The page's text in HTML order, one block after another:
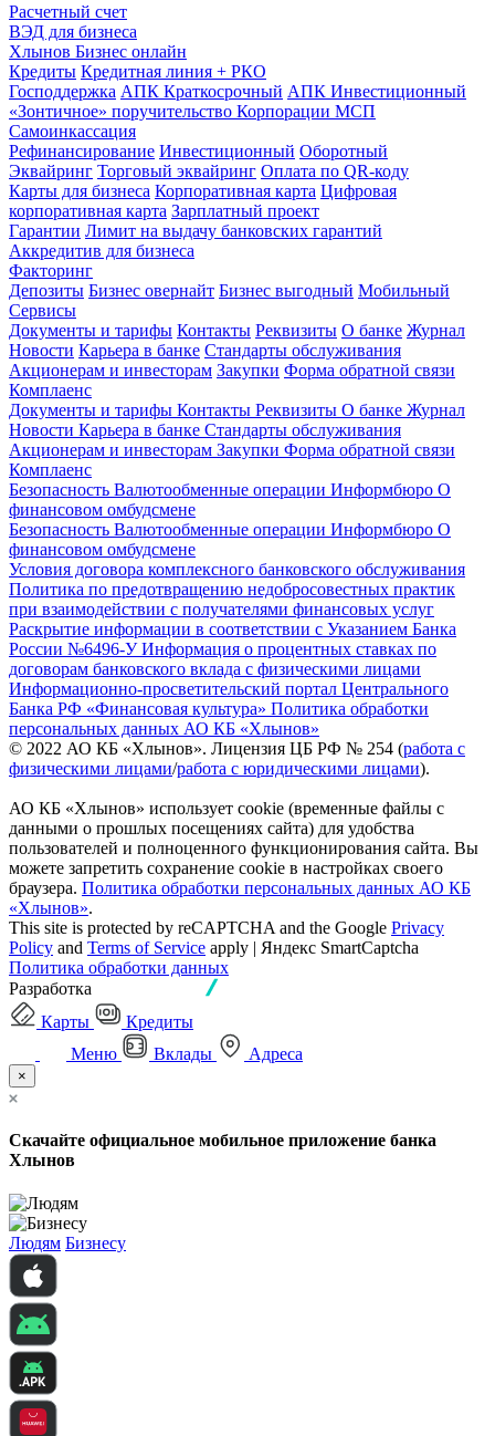
Расчетный счет
ВЭД для бизнеса
Хлынов Бизнес онлайн
Кредиты Кредитная линия + РКО
Господдержка АПК Краткосрочный АПК Инвестиционный
«Зонтичное» поручительство Корпорации МСП
Самоинкассация
Рефинансирование Инвестиционный Оборотный
Эквайринг Торговый эквайринг Оплата по QR-коду
Карты для бизнеса Корпоративная карта Цифровая
корпоративная карта Зарплатный проект
Гарантии Лимит на выдачу банковских гарантий
Аккредитив для бизнеса
Факторинг
Депозиты Бизнес овернайт Бизнес выгодный Мобильный
Сервисы
Документы и тарифы Контакты Реквизиты О банке Журнал
Новости Карьера в банке Стандарты обслуживания
Акционерам и инвесторам Закупки Форма обратной связи
Комплаенс
Документы и тарифы Контакты Реквизиты О банке Журнал
Новости Карьера в банке Стандарты обслуживания
Акционерам и инвесторам Закупки Форма обратной связи
Комплаенс
Безопасность Валютообменные операции Информбюро О
финансовом омбудсмене
Безопасность Валютообменные операции Информбюро О
финансовом омбудсмене
Условия договора комплексного банковского обслуживания
Политика по предотвращению недобросовестных практик
при взаимодействии с получателями финансовых услуг
Раскрытие информации в соответствии с Указанием Банка
России №6496-УИнформация о процентных ставках по
договорам банковского вклада с физическими лицами
Информационно-просветительский портал Центрального
Банка РФ «Финансовая культура» Политика обработки
персональных данных АО КБ «Хлынов»
© 2022 АО КБ «Хлынов». Лицензия ЦБ РФ № 254 (работа с
физическими лицами/работа с юридическими лицами).
АО КБ «Хлынов» использует cookie (временные файлы с
данными о прошлых посещениях сайта) для удобства
пользователей и полноценного функционирования сайта. Вы
можете запретить сохранение cookie в настройках своего
браузера. Политика обработки персональных данных АО КБ
«Хлынов».
This site is protected by reCAPTCHA and the Google Privacy
Policy and Terms of Service apply | Яндекс SmartCaptcha
Политика обработки данных
Разработка
Карты
Кредиты
Меню
Вклады Адреса
×
Скачайте официальное мобильное приложение банка
Хлынов
Людям Бизнесу